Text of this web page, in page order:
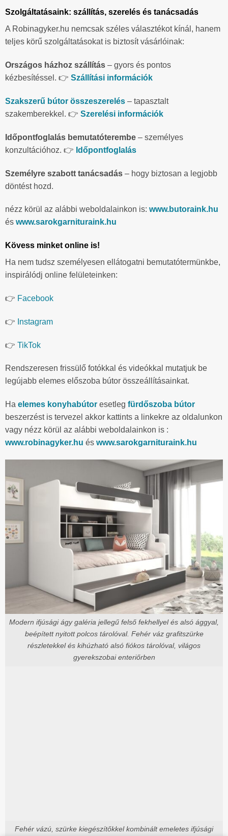
Szolgáltatásaink: szállítás, szerelés és tanácsadás
A Robinagyker.hu nemcsak széles választékot kínál, hanem
teljes körű szolgáltatásokat is biztosít vásárlóinak:
Országos házhoz szállítás – gyors és pontos
kézbesítéssel. 👉 Szállítási információk
Szakszerű bútor összeszerelés – tapasztalt
szakemberekkel. 👉 Szerelési információk
Időpontfoglalás bemutatóterembe – személyes
konzultációhoz. 👉 Időpontfoglalás
Személyre szabott tanácsadás – hogy biztosan a legjobb
döntést hozd.
nézz körül az alábbi weboldalainkon is: www.butoraink.hu
és www.sarokgarnituraink.hu
Kövess minket online is!
Ha nem tudsz személyesen ellátogatni bemutatótermünkbe,
inspirálódj online felületeinken:
👉 Facebook
👉 Instagram
👉 TikTok
Rendszeresen frissülő fotókkal és videókkal mutatjuk be
legújabb elemes előszoba bútor összeállításainkat.
Ha elemes konyhabútor esetleg fürdőszoba bútor
beszerzést is tervezel akkor kattints a linkekre az oldalunkon
vagy nézz körül az alábbi weboldalainkon is :
www.robinagyker.hu és www.sarokgarnituraink.hu
Modern ifjúsági ágy galéria jellegű felső fekhellyel és alsó ággyal,
beépített nyitott polcos tárolóval. Fehér váz grafitszürke
részletekkel és kihúzható alsó fiókos tárolóval, világos
gyerekszobai enteriőrben
Fehér vázú, szürke kiegészítőkkel kombinált emeletes ifjúsági